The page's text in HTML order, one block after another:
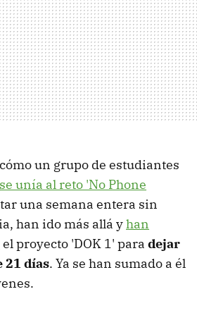
un grupo de estudiantes
se unía al reto 'No Phone
una semana entera sin
han ido más allá yhan
el proyecto 'DOK 1' para dejar
21 días. Ya se han sumado a él